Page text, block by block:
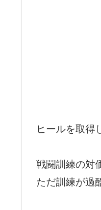
ヒールを取得
戦闘訓練の対
ただ訓練が過